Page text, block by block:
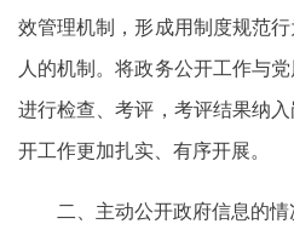
效管理机制，形成用制度规范
人的机制。将政务公开工作与
进行检查、考评，考评结果纳
开工作更加扎实、有序开展。
二、主动公开政府信息的情